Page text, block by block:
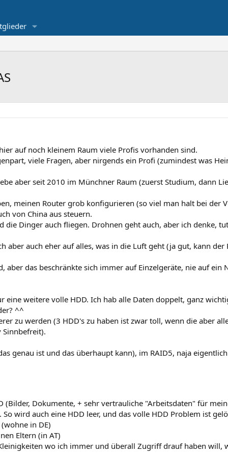
auf noch kleinem Raum viele Profis vorhanden sind.
viele Fragen, aber nirgends ein Profi (zumindest was
aber seit 2010 im Münchner Raum (zuerst Studium, dann
meinen Router grob konfigurieren (so viel man halt bei der
von China aus steuern.
die Dinger auch fliegen. Drohnen geht auch, aber ich denke,
aber auch eher auf alles, was in die Luft geht (ja gut, kann der
aber das beschränkte sich immer auf Einzelgeräte, nie auf ein
eine weitere volle HDD. Ich hab alle Daten doppelt, ganz
^^
zu werden (3 HDD's zu haben ist zwar toll, wenn die aber
Sinnbefreit).
genau ist und das überhaupt kann), im RAID5, naja
(Bilder, Dokumente, + sehr vertrauliche "Arbeitsdaten" für
wird auch eine HDD leer, und das volle HDD Problem ist
in DE)
Eltern (in AT)
wo ich immer und überall Zugriff drauf haben will,